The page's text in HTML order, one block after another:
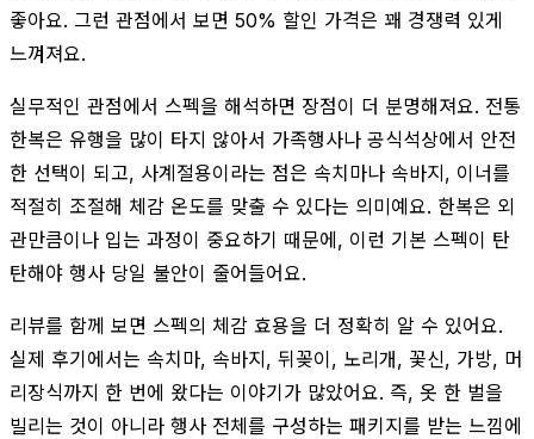
좋아요. 그런 관점에서 보면 50% 할인 가격은 꽤 경쟁력 있게
느껴져요.
실무적인 관점에서 스펙을 해석하면 장점이 더 분명해져요. 전통
한복은 유행을 많이 타지 않아서 가족행사나 공식석상에서 안전
한 선택이 되고, 사계절용이라는 점은 속치마나 속바지, 이너를
적절히 조절해 체감 온도를 맞출 수 있다는 의미예요. 한복은 외
관만큼이나 입는 과정이 중요하기 때문에, 이런 기본 스펙이 탄
탄해야 행사 당일 불안이 줄어들어요.
리뷰를 함께 보면 스펙의 체감 효용을 더 정확히 알 수 있어요.
실제 후기에서는 속치마, 속바지, 뒤꽂이, 노리개, 꽃신, 가방, 머
리장식까지 한 번에 왔다는 이야기가 많았어요. 즉, 옷 한 벌을
빌리는 것이 아니라 행사 전체를 구성하는 패키지를 받는 느낌에